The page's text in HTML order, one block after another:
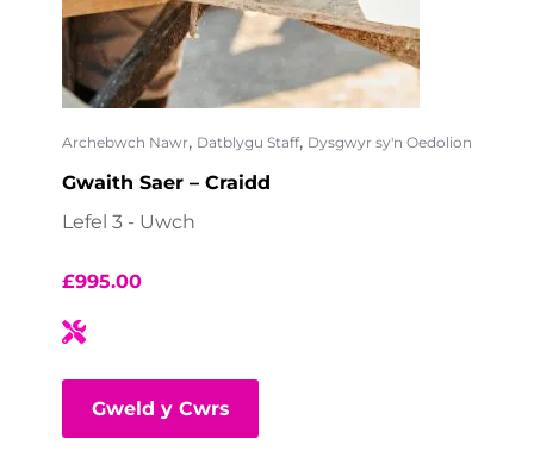
Archebwch Nawr, Datblygu Staff, Dysgwyr sy'n Oedolion
Gwaith Saer – Craidd
Lefel 3 - Uwch
£995.00
Gweld y Cwrs